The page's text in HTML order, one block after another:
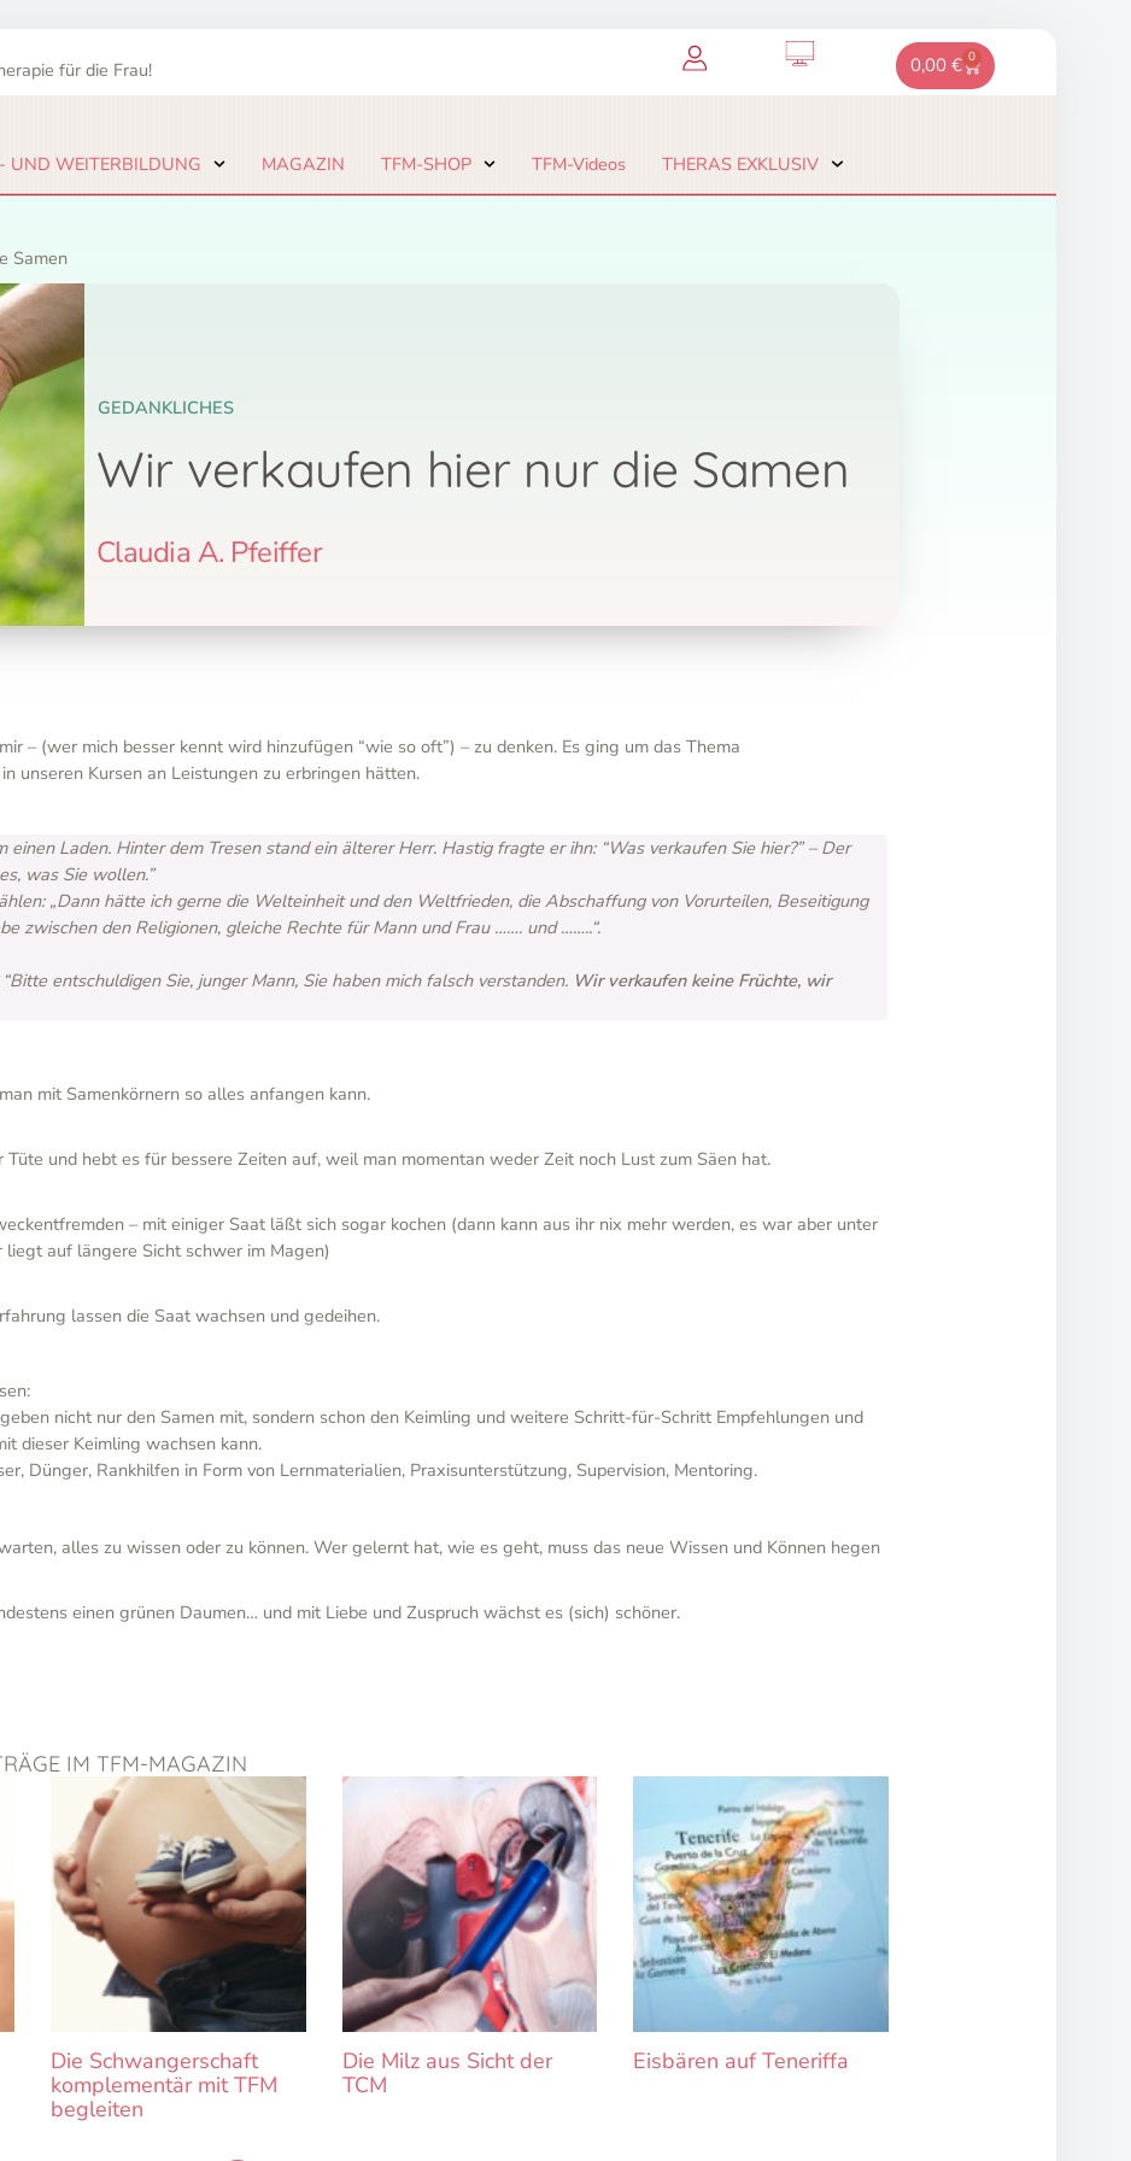
für die Frau! 0,00 € 0
Warenkorb
UND WEITERBILDUNG MAGAZIN TFM-SHOP TFM-Videos THERAS EXKLUSIV
Samen
GEDANKLICHES
Wir verkaufen hier nur die Samen
Claudia A. Pfeiffer
– (wer mich besser kennt wird hinzufügen “wie so oft”) – zu denken. Es ging um das Thema
unseren Kursen an Leistungen zu erbringen hätten.
einen Laden. Hinter dem Tresen stand ein älterer Herr. Hastig fragte er ihn: “Was verkaufen Sie hier?” – Der
was Sie wollen.”
„Dann hätte ich gerne die Welteinheit und den Weltfrieden, die Abschaffung von Vorurteilen, Beseitigung
zwischen den Religionen, gleiche Rechte für Mann und Frau ……. und ……..“.
entschuldigen Sie, junger Mann, Sie haben mich falsch verstanden. Wir verkaufen keine Früchte, wir
mit Samenkörnern so alles anfangen kann.
Tüte und hebt es für bessere Zeiten auf, weil man momentan weder Zeit noch Lust zum Säen hat.
– mit einiger Saat läßt sich sogar kochen (dann kann aus ihr nix mehr werden, es war aber unter
auf längere Sicht schwer im Magen)
lassen die Saat wachsen und gedeihen.
nicht nur den Samen mit, sondern schon den Keimling und weitere Schritt-für-Schritt Empfehlungen und
dieser Keimling wachsen kann.
Dünger, Rankhilfen in Form von Lernmaterialien, Praxisunterstützung, Supervision, Mentoring.
alles zu wissen oder zu können. Wer gelernt hat, wie es geht, muss das neue Wissen und Können hegen
einen grünen Daumen… und mit Liebe und Zuspruch wächst es (sich) schöner.
IM TFM-MAGAZIN
Die Schwangerschaft
komplementär mit TFM
begleiten
Die Milz aus Sicht der
TCM
Eisbären auf Teneriffa
Seite Seite Seite